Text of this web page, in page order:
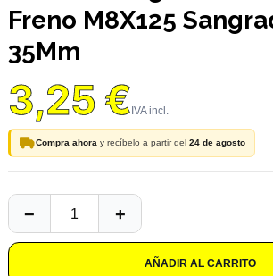
Freno M8X125
35Mm
3,25 €
Compra ahora y recíbelo a partir del 24 de agosto
AÑADIR AL CARRITO